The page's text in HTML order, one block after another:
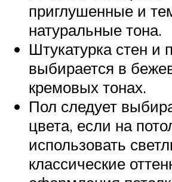
приглушенные и
натуральные тона.
Штукатурка стен и
выбирается в
кремовых тонах.
Пол следует
цвета, если на
использовать
классические